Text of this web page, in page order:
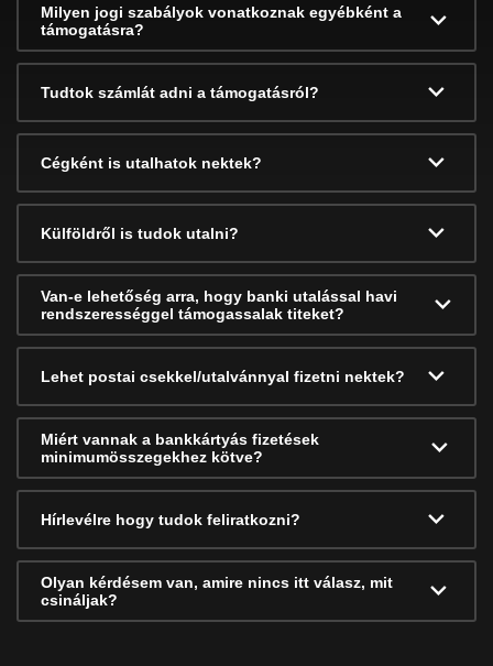
Milyen jogi szabályok vonatkoznak egyébként a
támogatásra?
Tudtok számlát adni a támogatásról?
Cégként is utalhatok nektek?
Külföldről is tudok utalni?
Van-e lehetőség arra, hogy banki utalással havi
rendszerességgel támogassalak titeket?
Lehet postai csekkel/utalvánnyal fizetni nektek?
Miért vannak a bankkártyás fizetések
minimumösszegekhez kötve?
Hírlevélre hogy tudok feliratkozni?
Olyan kérdésem van, amire nincs itt válasz, mit
csináljak?